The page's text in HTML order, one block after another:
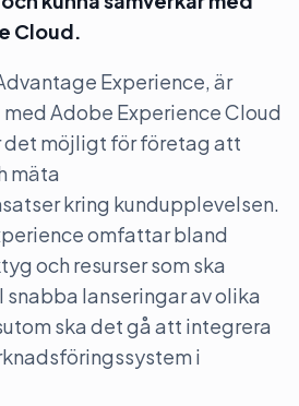
Cloud.
Experience, är
Adobe Experience Cloud
det möjligt för företag att
mäta
kring kundupplevelsen.
omfattar bland
och resurser som ska
snabba lanseringar av olika
ska det gå att integrera
i